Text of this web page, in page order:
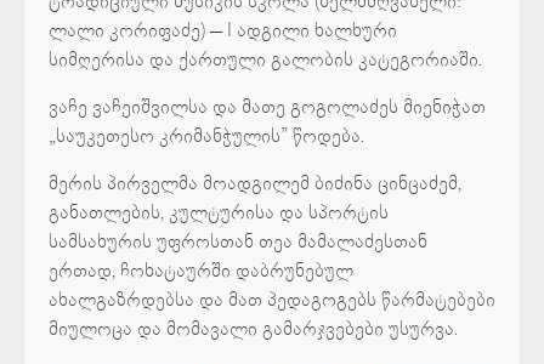
ლალი კორიფაძე) — I ადგილი ხალხური
სიმღერისა და ქართული გალობის კატეგორიაში.
ვაჩე ვაჩეიშვილსა და მათე გოგოლაძეს მიენიჭათ
„საუკეთესო კრიმანჭულის” წოდება.
მერის პირველმა მოადგილემ ბიძინა ცინცაძემ,
განათლების, კულტურისა და სპორტის
სამსახურის უფროსთან თეა მამალაძესთან
ერთად, ჩოხატაურში დაბრუნებულ
ახალგაზრდებსა და მათ პედაგოგებს წარმატებები
მიულოცა და მომავალი გამარჯვებები უსურვა.